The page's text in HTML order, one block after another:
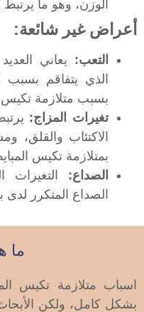
الوزن، وهو ما يرتبط
أعراض غير شائعة:
التعب: يعاني
الذي يتفاقم بسبب
بسبب متلازمة تكيس
تغيرات المزاج:
الاكتئاب والقلق،
بمتلازمة تكيس
الصداع: التغيرات
الصداع المتكرر لدى
ما
بشكل كامل، ولكن